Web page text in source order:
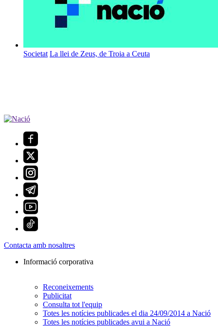
Societat La llei de Zeus, de Troia a Ceuta
Contacta amb nosaltres
Informació corporativa
Reconeixements
Publicitat
Consulta tot l'equip
Totes les notícies publicades el dia 24/09/2014 a Nació
Totes les notícies publicades avui a Nació